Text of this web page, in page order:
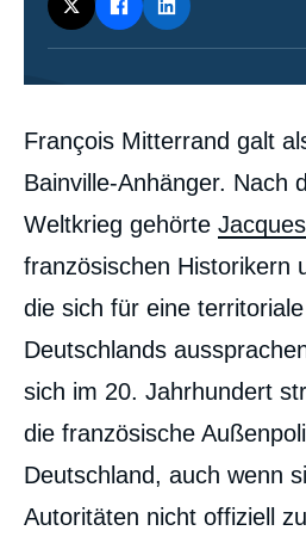
Contenu
intervention
médiatique
François Mitterrand galt
Bainville-Anhänger. Nach
Weltkrieg gehörte
französischen Historikern
die sich für eine
Deutschlands
sich im 20. Jahrhundert
die französische
Deutschland, auch wenn
Autoritäten nicht offiziell